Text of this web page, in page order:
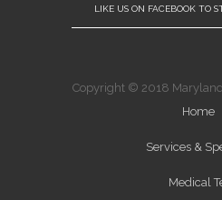
Copyright © 2018
Home
Services &
Medical